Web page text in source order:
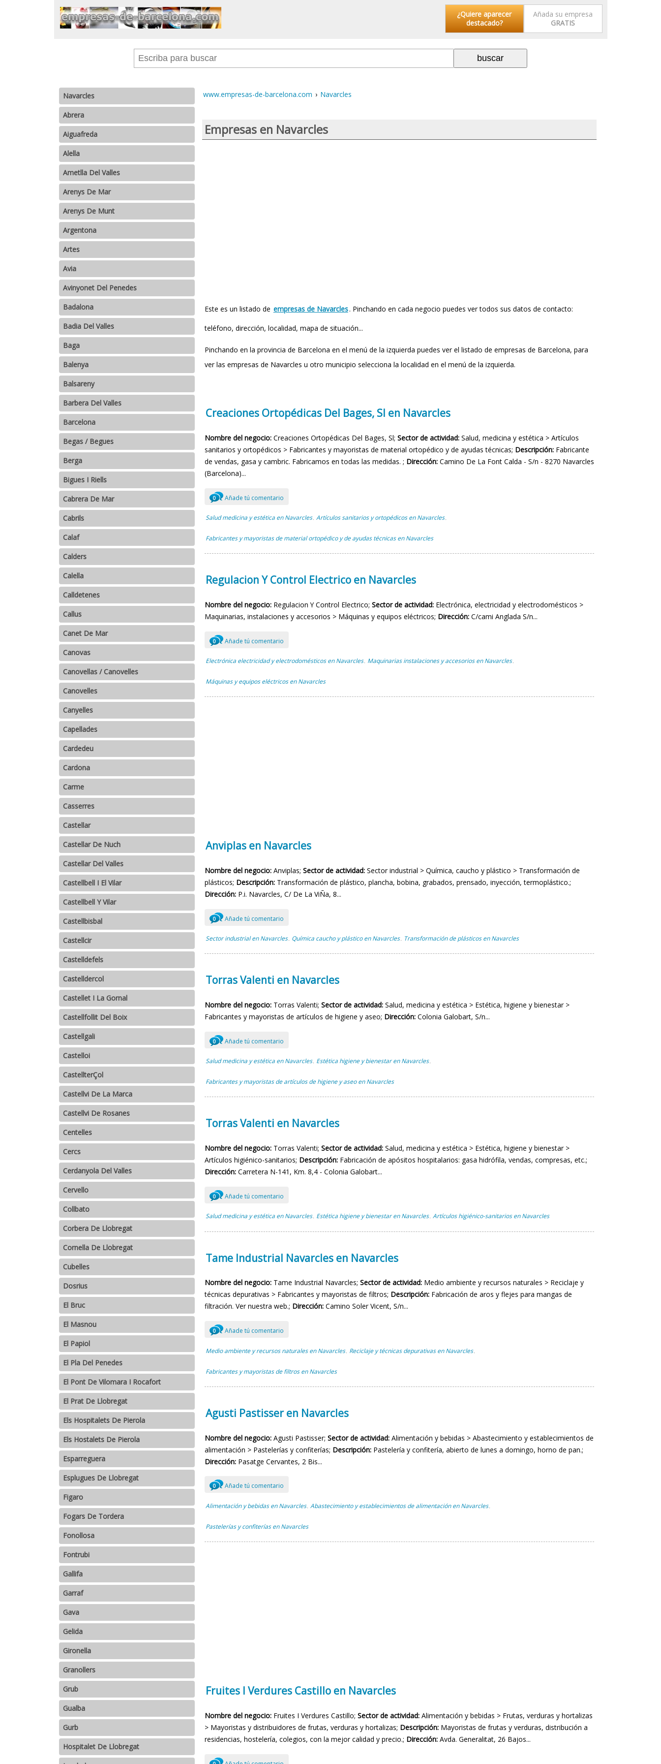
¿Quiere aparecer
destacado?
Añada su empresa
GRATIS
Navarcles
Abrera
Aiguafreda
Alella
Ametlla Del Valles
Arenys De Mar
Arenys De Munt
Argentona
Artes
Avia
Avinyonet Del Penedes
Badalona
Badia Del Valles
Baga
Balenya
Balsareny
Barbera Del Valles
Barcelona
Begas / Begues
Berga
Bigues I Riells
Cabrera De Mar
Cabrils
Calaf
Calders
Calella
Calldetenes
Callus
Canet De Mar
Canovas
Canovellas / Canovelles
Canovelles
Canyelles
Capellades
Cardedeu
Cardona
Carme
Casserres
Castellar
Castellar De Nuch
Castellar Del Valles
Castellbell I El Vilar
Castellbell Y Vilar
Castellbisbal
Castellcir
Castelldefels
Castelldercol
Castellet I La Gornal
Castellfollit Del Boix
Castellgali
Castelloi
CastellterÇol
Castellvi De La Marca
Castellvi De Rosanes
Centelles
Cercs
Cerdanyola Del Valles
Cervello
Collbato
Corbera De Llobregat
Cornella De Llobregat
Cubelles
Dosrius
El Bruc
El Masnou
El Papiol
El Pla Del Penedes
El Pont De Vilomara I Rocafort
El Prat De Llobregat
Els Hospitalets De Pierola
Els Hostalets De Pierola
Esparreguera
Esplugues De Llobregat
Figaro
Fogars De Tordera
Fonollosa
Fontrubi
Gallifa
Garraf
Gava
Gelida
Gironella
Granollers
Grub
Gualba
Gurb
Hospitalet De Llobregat
www.empresas-de-barcelona.com › Navarcles
Empresas en Navarcles
Este es un listado de empresas de Navarcles. Pinchando en cada negocio puedes ver todos sus datos de contacto:
teléfono, dirección, localidad, mapa de situación...
Pinchando en la provincia de Barcelona en el menú de la izquierda puedes ver el listado de empresas de Barcelona, para
ver las empresas de Navarcles u otro municipio selecciona la localidad en el menú de la izquierda.
Creaciones Ortopédicas Del Bages, Sl en Navarcles
Nombre del negocio:Creaciones Ortopédicas Del Bages, Sl; Sector de actividad:Salud, medicina y estética > Artículos
sanitarios y ortopédicos > Fabricantes y mayoristas de material ortopédico y de ayudas técnicas; Descripción:Fabricante
de vendas, gasa y cambric. Fabricamos en todas las medidas. ; Dirección:Camino De La Font Calda - S/n - 8270 Navarcles
(Barcelona)...
0 Añade tú comentario
Salud medicina y estética en Navarcles , Artículos sanitarios y ortopédicos en Navarcles ,
Fabricantes y mayoristas de material ortopédico y de ayudas técnicas en Navarcles
Regulacion Y Control Electrico en Navarcles
Nombre del negocio:Regulacion Y Control Electrico; Sector de actividad:Electrónica, electricidad y electrodomésticos >
Maquinarias, instalaciones y accesorios > Máquinas y equipos eléctricos; Dirección:C/cami Anglada S/n...
0 Añade tú comentario
Electrónica electricidad y electrodomésticos en Navarcles , Maquinarias instalaciones y accesorios en Navarcles ,
Máquinas y equipos eléctricos en Navarcles
Anviplas en Navarcles
Nombre del negocio:Anviplas; Sector de actividad:Sector industrial > Química, caucho y plástico > Transformación de
plásticos; Descripción:Transformación de plástico, plancha, bobina, grabados, prensado, inyección, termoplástico.;
Dirección:P.i. Navarcles, C/ De La ViÑa, 8...
0 Añade tú comentario
Sector industrial en Navarcles , Química caucho y plástico en Navarcles , Transformación de plásticos en Navarcles
Torras Valenti en Navarcles
Nombre del negocio:Torras Valenti; Sector de actividad:Salud, medicina y estética > Estética, higiene y bienestar >
Fabricantes y mayoristas de artículos de higiene y aseo; Dirección:Colonia Galobart, S/n...
0 Añade tú comentario
Salud medicina y estética en Navarcles , Estética higiene y bienestar en Navarcles ,
Fabricantes y mayoristas de artículos de higiene y aseo en Navarcles
Torras Valenti en Navarcles
Nombre del negocio:Torras Valenti; Sector de actividad:Salud, medicina y estética > Estética, higiene y bienestar >
Artículos higiénico-sanitarios; Descripción:Fabricación de apósitos hospitalarios: gasa hidrófila, vendas, compresas, etc.;
Dirección:Carretera N-141, Km. 8,4 - Colonia Galobart...
0 Añade tú comentario
Salud medicina y estética en Navarcles , Estética higiene y bienestar en Navarcles , Artículos higiénico-sanitarios en Navarcles
Tame Industrial Navarcles en Navarcles
Nombre del negocio:Tame Industrial Navarcles; Sector de actividad:Medio ambiente y recursos naturales > Reciclaje y
técnicas depurativas > Fabricantes y mayoristas de filtros; Descripción:Fabricación de aros y flejes para mangas de
filtración. Ver nuestra web.; Dirección:Camino Soler Vicent, S/n...
0 Añade tú comentario
Medio ambiente y recursos naturales en Navarcles Reciclaje y técnicas depurativas en Navarcles
Fabricantes y mayoristas de filtros en Navarcles
Agusti Pastisser en Navarcles
Nombre del negocio:Agusti Pastisser; Sector de actividad:Alimentación y bebidas > Abastecimiento y establecimientos de
alimentación > Pastelerías y confiterías; Descripción:Pastelería y confitería, abierto de lunes a domingo, horno de pan.;
Dirección:Pasatge Cervantes, 2 Bis...
0 Añade tú comentario
Alimentación y bebidas en Navarcles , Abastecimiento y establecimientos de alimentación en Navarcles ,
Pastelerías y confiterías en Navarcles
Fruites I Verdures Castillo en Navarcles
Nombre del negocio:Fruites I Verdures Castillo; Sector de actividad:Alimentación y bebidas > Frutas, verduras y hortalizas
> Mayoristas y distribuidores de frutas, verduras y hortalizas; Descripción:Mayoristas de frutas y verduras, distribución a
residencias, hostelería, colegios, con la mejor calidad y precio.; Dirección:Avda. Generalitat, 26 Bajos...